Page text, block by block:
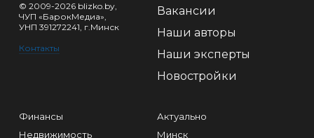
© 2009-2026 blizko.by,
ЧУП «БарокМедиа»,
УНП 391272241, г.Минск
Контакты
Вакансии
Наши авторы
Наши эксперты
Новостройки
Финансы
Недвижимость
Актуально
Минск